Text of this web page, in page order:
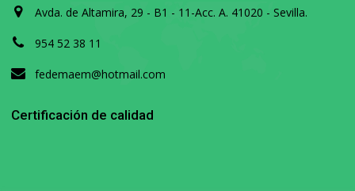
Avda. de Altamira, 29 - B1 - 11-Acc. A. 41020 - Sevilla.
954 52 38 11
fedemaem@hotmail.com
Certificación de calidad